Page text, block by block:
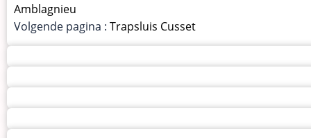
Amblagnieu
Volgende pagina : Trapsluis Cusset